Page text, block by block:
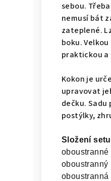
sebou.
nemusí bát
zateplené.
boku.
praktickou
Kokon je
upravovat
dečku.
postýlky,
Složení
oboustranné
oboustranný
oboustranná